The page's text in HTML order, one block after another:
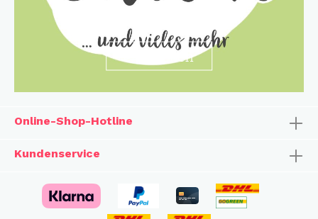
entdecken
Online-Shop-Hotline
Kundenservice